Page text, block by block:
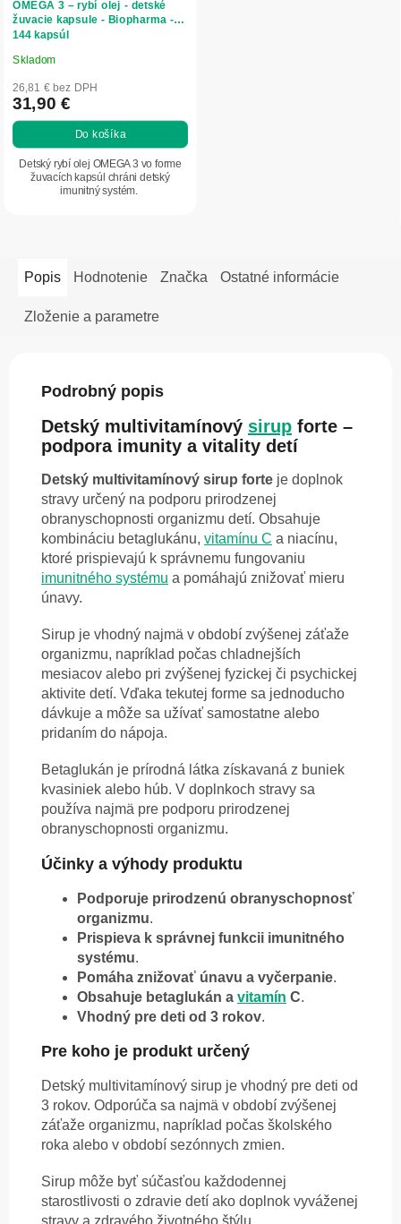
OMEGA 3 – rybí olej - detské
žuvacie kapsule - Biopharma -
144 kapsúl
Priemerné
hodnotenie
produktu
je
5,0
hviezdičiek.
Skladom
26,81 € bez DPH
31,90 €
Do košíka
Detský rybí olej OMEGA 3 vo forme
žuvacích kapsúl chráni detský
imunitný systém.
Popis Hodnotenie Značka Ostatné informácie
Zloženie a parametre
Podrobný popis
Detský multivitamínový sirup forte –
podpora imunity a vitality detí
Detský multivitamínový sirup forte je doplnok
stravy určený na podporu prirodzenej
obranyschopnosti organizmu detí. Obsahuje
kombináciu betaglukánu, vitamínu C a niacínu,
ktoré prispievajú k správnemu fungovaniu
imunitného systému a pomáhajú znižovať mieru
únavy.
Sirup je vhodný najmä v období zvýšenej záťaže
organizmu, napríklad počas chladnejších
mesiacov alebo pri zvýšenej fyzickej či psychickej
aktivite detí. Vďaka tekutej forme sa jednoducho
dávkuje a môže sa užívať samostatne alebo
pridaním do nápoja.
Betaglukán je prírodná látka získavaná z buniek
kvasiniek alebo húb. V doplnkoch stravy sa
používa najmä pre podporu prirodzenej
obranyschopnosti organizmu.
Účinky a výhody produktu
Podporuje prirodzenú obranyschopnosť
organizmu.
Prispieva k správnej funkcii imunitného
systému.
Pomáha znižovať únavu a vyčerpanie.
Obsahuje betaglukán a vitamín C.
Vhodný pre deti od 3 rokov.
Pre koho je produkt určený
Detský multivitamínový sirup je vhodný pre deti od
3 rokov. Odporúča sa najmä v období zvýšenej
záťaže organizmu, napríklad počas školského
roka alebo v období sezónnych zmien.
Sirup môže byť súčasťou každodennej
starostlivosti o zdravie detí ako doplnok vyváženej